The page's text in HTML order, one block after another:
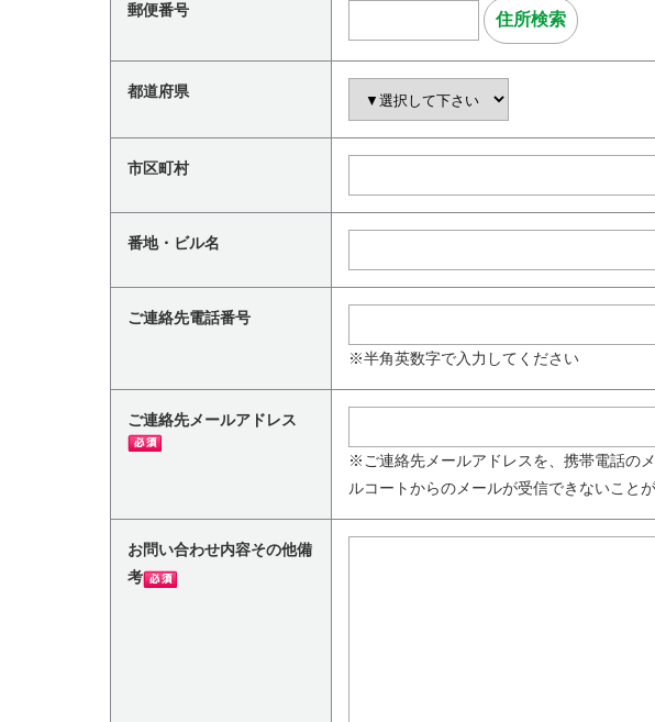
郵便番号
都道府県
市区町村
番地・ビル名
ご連絡先電話番号
※半角英数字で入力してください
ご連絡先メールアドレス
※ご連絡先メールアドレスを、携帯電話の
ルコートからのメールが受信できないこと
お問い合わせ内容その他備
考